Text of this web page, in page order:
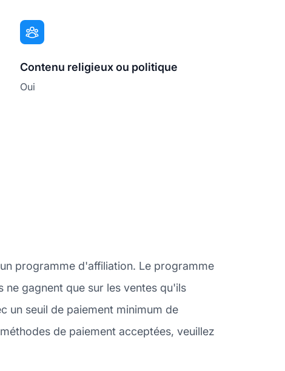
Contenu religieux ou politique
Oui
programme d'affiliation. Le programme
ne gagnent que sur les ventes qu'ils
un seuil de paiement minimum de
de paiement acceptées, veuillez